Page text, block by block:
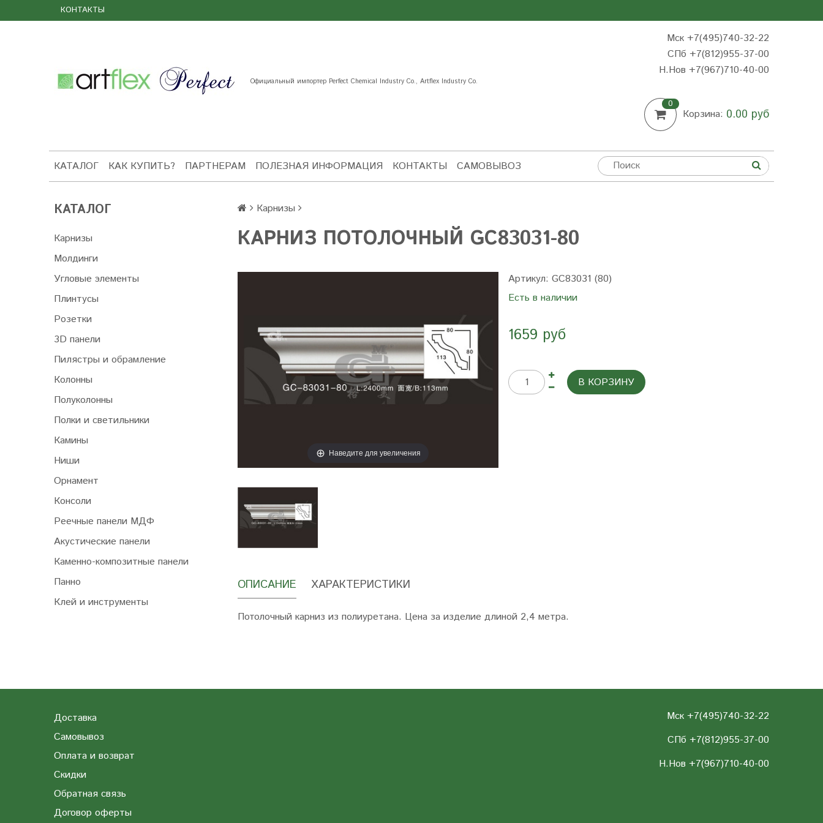
КОНТАКТЫ
Официальный импортер Perfect Chemical Industry Co., Artflex Industry Co.
Мск +7(495)740-32-22
СПб +7(812)955-37-00
Н.Нов +7(967)710-40-00
0
Корзина: 0.00 руб
КАТАЛОГ КАК КУПИТЬ? ПАРТНЕРАМ ПОЛЕЗНАЯ ИНФОРМАЦИЯ КОНТАКТЫ САМОВЫВОЗ
КАТАЛОГ
Карнизы
Молдинги
Угловые элементы
Плинтусы
Розетки
3D панели
Пилястры и обрамление
Колонны
Полуколонны
Полки и светильники
Камины
Ниши
Орнамент
Консоли
Реечные панели МДФ
Акустические панели
Каменно-композитные панели
Панно
Клей и инструменты
Карнизы
КАРНИЗ ПОТОЛОЧНЫЙ GC83031-80
Наведите для увеличения
Артикул: GC83031 (80)
Есть в наличии
1659 руб
В КОРЗИНУ
ОПИСАНИЕ ХАРАКТЕРИСТИКИ
Потолочный карниз из полиуретана. Цена за изделие длиной 2,4 метра.
Доставка
Самовывоз
Оплата и возврат
Скидки
Обратная связь
Договор оферты
Мск +7(495)740-32-22
СПб +7(812)955-37-00
Н.Нов +7(967)710-40-00